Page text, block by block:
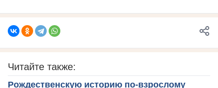
Читайте также:
Рождественскую историю по-взрослому